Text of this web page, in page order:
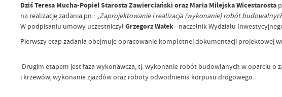
Dziś Teresa Mucha-Popiel Starosta Zawierciański oraz Maria Milejska Wicestarosta
na realizację zadania pn.: „Zaprojektowanie i realizacja (wykonanie) robót
W podpisaniu umowy uczestniczyłGrzegorz Wałek- naczelnik Wydziału
Pierwszy etap zadania obejmuje opracowanie kompletnej dokumentacji projektowej
Drugim etapem jest faza wykonawcza, tj. wykonanie robót budowlanych w oparciu
i krzewów, wykonanie zjazdów oraz roboty odwodnienia korpusu drogowego.